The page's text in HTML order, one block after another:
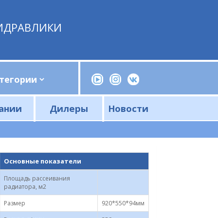
Дилеры Новости
Основные показатели
Площадь рассеивания
радиатора, м2
Размер
920*550*94мм